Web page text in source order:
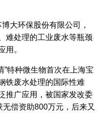
大环保股份有限公司，
难处理的工业废水等瓶颈
用。
”特种微生物首次在上海宝
铁废水处理的国际性难
推广应用，被国家发改委
无偿资助800万元，后来又